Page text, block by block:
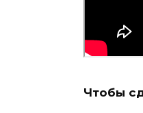
Чтобы